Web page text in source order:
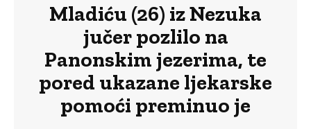
Mladiću (26) iz Nezuka
jučer pozlilo na
Panonskim jezerima, te
pored ukazane ljekarske
pomoći preminuo je